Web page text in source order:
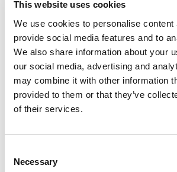
This website uses cookies
We use cookies to personalise content
provide social media features and to
We also share information about your
our social media, advertising and
may combine it with other information
provided to them or that they’ve
of their services.
Selection
Necessary